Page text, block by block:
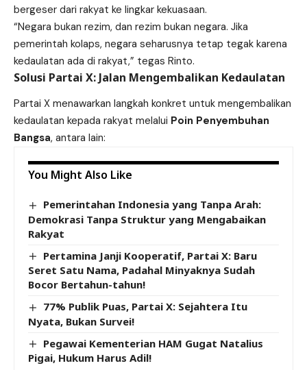
bergeser dari rakyat ke lingkar kekuasaan.
“Negara bukan rezim, dan rezim bukan negara. Jika
pemerintah kolaps, negara seharusnya tetap tegak karena
kedaulatan ada di rakyat,” tegas Rinto.
Solusi Partai X: Jalan Mengembalikan Kedaulatan
Partai X menawarkan langkah konkret untuk mengembalikan
kedaulatan kepada rakyat melalui Poin Penyembuhan
Bangsa, antara lain:
You Might Also Like
Pemerintahan Indonesia yang Tanpa Arah:
Demokrasi Tanpa Struktur yang Mengabaikan
Rakyat
Pertamina Janji Kooperatif, Partai X: Baru
Seret Satu Nama, Padahal Minyaknya Sudah
Bocor Bertahun-tahun!
77% Publik Puas, Partai X: Sejahtera Itu
Nyata, Bukan Survei!
Pegawai Kementerian HAM Gugat Natalius
Pigai, Hukum Harus Adil!